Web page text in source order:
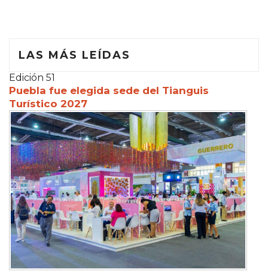
LAS MÁS LEÍDAS
Edición 51
Puebla fue elegida sede del Tianguis
Turístico 2027